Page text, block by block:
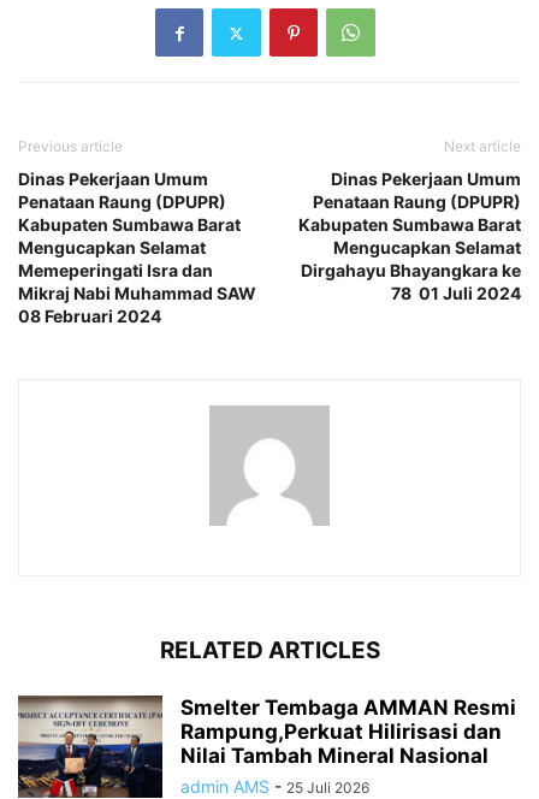
Previous article
Dinas Pekerjaan Umum
Penataan Raung (DPUPR)
Kabupaten Sumbawa Barat
Mengucapkan Selamat
Memeperingati Isra dan
Mikraj Nabi Muhammad SAW
08 Februari 2024
Next article
Dinas Pekerjaan Umum
Penataan Raung (DPUPR)
Kabupaten Sumbawa Barat
Mengucapkan Selamat
Dirgahayu Bhayangkara ke
78 01 Juli 2024
RELATED ARTICLES
Smelter Tembaga AMMAN Resmi
Rampung,Perkuat Hilirisasi dan
Nilai Tambah Mineral Nasional
admin AMS - 25 Juli 2026